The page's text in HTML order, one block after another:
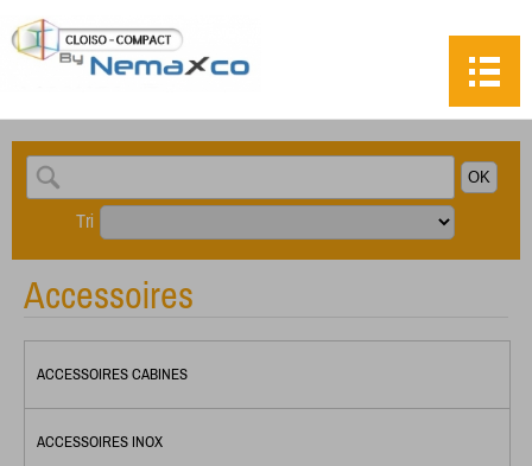
Tri
Accessoires
ACCESSOIRES CABINES
ACCESSOIRES INOX